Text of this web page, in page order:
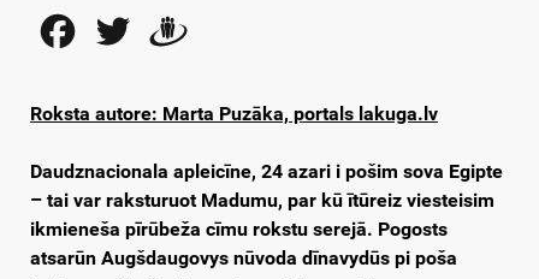
FacebookTwitter
Roksta autore: Marta Puzāka, portals lakuga.lv
Daudznacionala apleicīne, 24 azari i pošim sova Egipte
– tai var raksturuot Madumu, par kū ītūreiz viesteisim
ikmieneša pīrūbeža cīmu rokstu serejā. Pogosts
atsarūn Augšdaugovys nūvoda dīnavydūs pi poša